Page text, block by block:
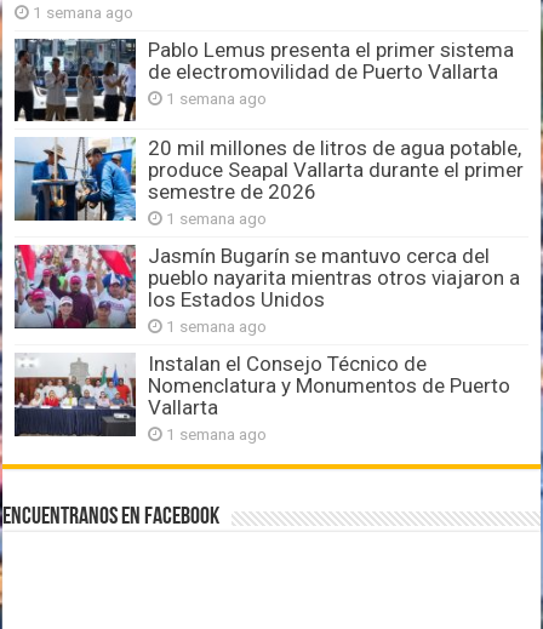
1 semana ago
Pablo Lemus presenta el primer sistema
de electromovilidad de Puerto Vallarta
1 semana ago
20 mil millones de litros de agua potable,
produce Seapal Vallarta durante el primer
semestre de 2026
1 semana ago
Jasmín Bugarín se mantuvo cerca del
pueblo nayarita mientras otros viajaron a
los Estados Unidos
1 semana ago
Instalan el Consejo Técnico de
Nomenclatura y Monumentos de Puerto
Vallarta
1 semana ago
Encuentranos en Facebook